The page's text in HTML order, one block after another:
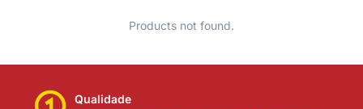
Products not found.
Qualidade